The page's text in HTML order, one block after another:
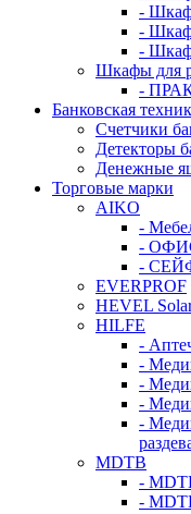
-
-
-
Шкафы для
-
Банковская
Счетчики
Детекторы
Денежные
Торговые марки
AIKO
-
-
-
EVERPROF
HEVEL
HILFE
-
-
-
-
-
MDTB
-
-